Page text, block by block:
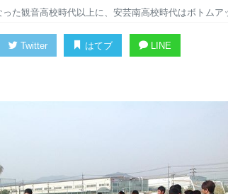
った観音高校時代以上に、安芸南高校時代はボトムア
Twitter はてブ LINE